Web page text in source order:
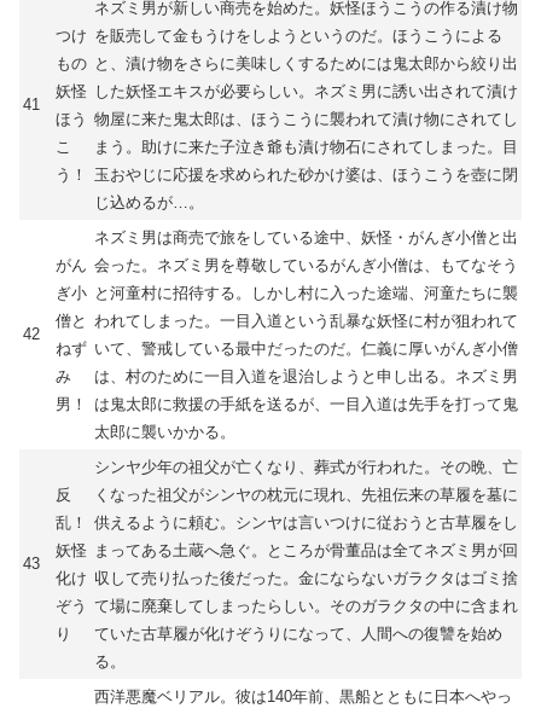
41
つけ
もの
妖怪
ほう
こ
う！
ネズミ男が新しい商売を始めた。妖怪ほうこうの作る漬け物
を販売して金もうけをしようというのだ。ほうこうによる
と、漬け物をさらに美味しくするためには鬼太郎から絞り出
した妖怪エキスが必要らしい。ネズミ男に誘い出されて漬け
物屋に来た鬼太郎は、ほうこうに襲われて漬け物にされてし
まう。助けに来た子泣き爺も漬け物石にされてしまった。目
玉おやじに応援を求められた砂かけ婆は、ほうこうを壺に閉
じ込めるが…。
42
がん
ぎ小
僧と
ねず
み
男！
ネズミ男は商売で旅をしている途中、妖怪・がんぎ小僧と出
会った。ネズミ男を尊敬しているがんぎ小僧は、もてなそう
と河童村に招待する。しかし村に入った途端、河童たちに襲
われてしまった。一目入道という乱暴な妖怪に村が狙われて
いて、警戒している最中だったのだ。仁義に厚いがんぎ小僧
は、村のために一目入道を退治しようと申し出る。ネズミ男
は鬼太郎に救援の手紙を送るが、一目入道は先手を打って鬼
太郎に襲いかかる。
43
反
乱！
妖怪
化け
ぞう
り
シンヤ少年の祖父が亡くなり、葬式が行われた。その晩、亡
くなった祖父がシンヤの枕元に現れ、先祖伝来の草履を墓に
供えるように頼む。シンヤは言いつけに従おうと古草履をし
まってある土蔵へ急ぐ。ところが骨董品は全てネズミ男が回
収して売り払った後だった。金にならないガラクタはゴミ捨
て場に廃棄してしまったらしい。そのガラクタの中に含まれ
ていた古草履が化けぞうりになって、人間への復讐を始め
る。
西洋悪魔ベリアル。彼は140年前、黒船とともに日本へやっ